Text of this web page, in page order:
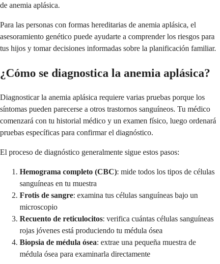
de anemia aplásica.
Para las personas con formas hereditarias de anemia aplásica, el
asesoramiento genético puede ayudarte a comprender los riesgos para
tus hijos y tomar decisiones informadas sobre la planificación familiar.
¿Cómo se diagnostica la anemia aplásica?
Diagnosticar la anemia aplásica requiere varias pruebas porque los
síntomas pueden parecerse a otros trastornos sanguíneos. Tu médico
comenzará con tu historial médico y un examen físico, luego ordenará
pruebas específicas para confirmar el diagnóstico.
El proceso de diagnóstico generalmente sigue estos pasos:
Hemograma completo (CBC): mide todos los tipos de células
sanguíneas en tu muestra
Frotis de sangre: examina tus células sanguíneas bajo un
microscopio
Recuento de reticulocitos: verifica cuántas células sanguíneas
rojas jóvenes está produciendo tu médula ósea
Biopsia de médula ósea: extrae una pequeña muestra de
médula ósea para examinarla directamente